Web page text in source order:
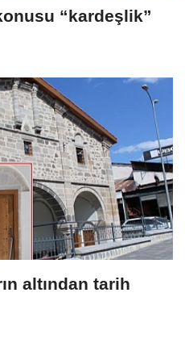
“kardeşlik”
altından tarih